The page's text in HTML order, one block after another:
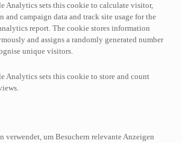
Analytics sets this cookie to calculate visitor,
and campaign data and track site usage for the
report. The cookie stores information
and assigns a randomly generated number
unique visitors.
Analytics sets this cookie to store and count
verwendet, um Besuchern relevante Anzeigen